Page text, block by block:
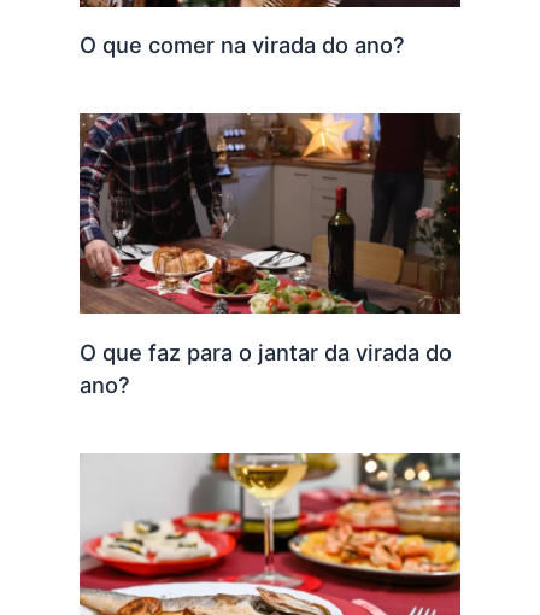
O que comer na virada do ano?
O que faz para o jantar da virada do
ano?